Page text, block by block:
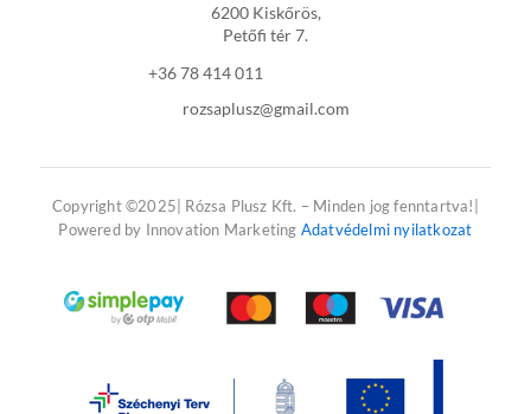
6200 Kiskőrös,
Petőfi tér 7.
+36 78 414 011
rozsaplusz@gmail.com
Copyright ©2025| Rózsa Plusz Kft. – Minden jog fenntartva!|
Powered by Innovation Marketing Adatvédelmi nyilatkozat